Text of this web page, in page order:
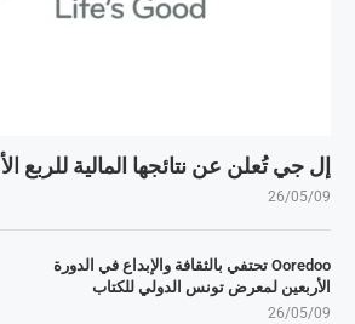
إل جي تُعلن عن نتائجها المالية للربع
26/05/09
Ooredoo تحتفي بالثقافة والإبداع في الدورة
الأربعين لمعرض تونس الدولي للكتاب
26/05/09